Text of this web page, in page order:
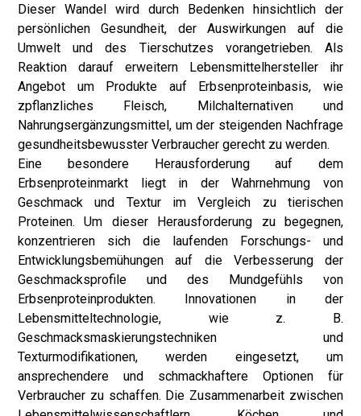
Dieser Wandel wird durch Bedenken hinsichtlich der
persönlichen Gesundheit, der Auswirkungen auf die
Umwelt und des Tierschutzes vorangetrieben. Als
Reaktion darauf erweitern Lebensmittelhersteller ihr
Angebot um Produkte auf Erbsenproteinbasis, wie
zpflanzliches Fleisch, Milchalternativen und
Nahrungsergänzungsmittel, um der steigenden Nachfrage
gesundheitsbewusster Verbraucher gerecht zu werden.
Eine besondere Herausforderung auf dem
Erbsenproteinmarkt liegt in der Wahrnehmung von
Geschmack und Textur im Vergleich zu tierischen
Proteinen. Um dieser Herausforderung zu begegnen,
konzentrieren sich die laufenden Forschungs- und
Entwicklungsbemühungen auf die Verbesserung der
Geschmacksprofile und des Mundgefühls von
Erbsenproteinprodukten. Innovationen in der
Lebensmitteltechnologie, wie z. B.
Geschmacksmaskierungstechniken und
Texturmodifikationen, werden eingesetzt, um
ansprechendere und schmackhaftere Optionen für
Verbraucher zu schaffen. Die Zusammenarbeit zwischen